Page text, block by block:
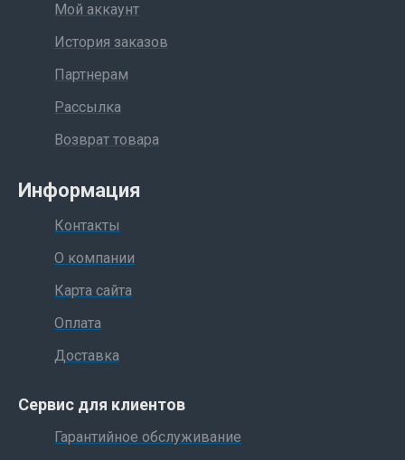
Мой аккаунт
История заказов
Партнерам
Рассылка
Возврат товара
Информация
Контакты
О компании
Карта сайта
Оплата
Доставка
Сервис для клиентов
Гарантийное обслуживание